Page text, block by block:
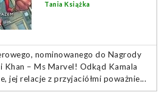
Tania Książka
nominowanego do Nagrody
Khan – Ms Marvel! Odkąd Kamala
jej relacje z przyjaciółmi poważnie...